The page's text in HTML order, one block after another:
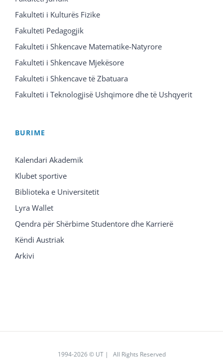
Fakulteti i Kulturës Fizike
Fakulteti Pedagogjik
Fakulteti i Shkencave Matematike-Natyrore
Fakulteti i Shkencave Mjekësore
Fakulteti i Shkencave të Zbatuara
Fakulteti i Teknologjisë Ushqimore dhe të Ushqyerit
BURIME
Kalendari Akademik
Klubet sportive
Biblioteka e Universitetit
Lyra Wallet
Qendra për Shërbime Studentore dhe Karrierë
Këndi Austriak
Arkivi
1994-2026 © UT | All Rights Reserved